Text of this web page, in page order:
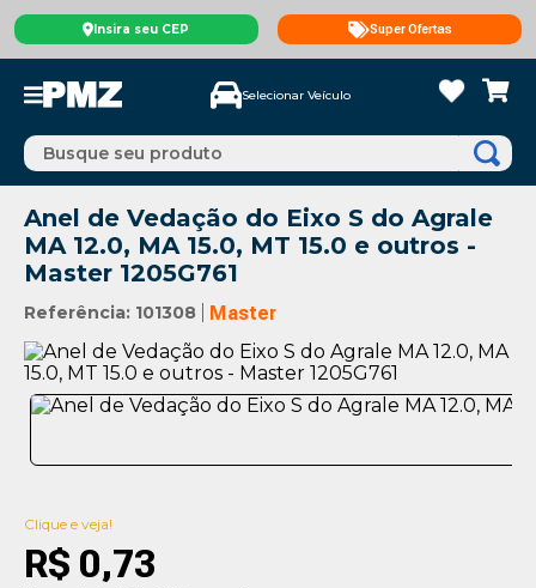
Insira seu CEP Super Ofertas
Selecionar Veículo
Busque seu produto
Anel de Vedação do Eixo S do Agrale
MA 12.0, MA 15.0, MT 15.0 e outros -
Master 1205G761
Referência: 101308 Master
Clique e veja!
R$ 0,73